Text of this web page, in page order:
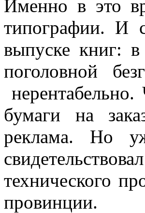
Именно в это
типографии. И
выпуске книг:
поголовной
бумаги на
реклама. Но
технического
провинции.